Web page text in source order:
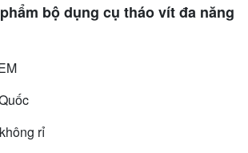
bộ dụng cụ tháo vít đa năng
rỉ